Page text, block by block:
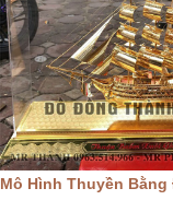
Cao Cấp
đẹp, chuẩn đồng
truyền thống
thuyền buồm
thuyền.
Mô Hình Thuyền Bằng